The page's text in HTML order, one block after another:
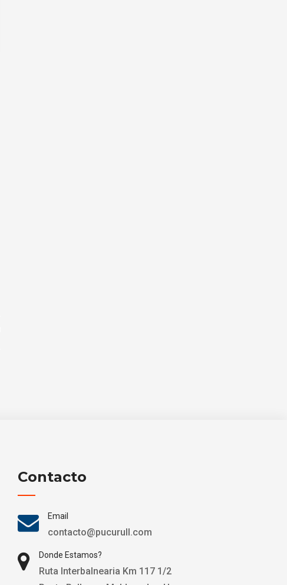
Contacto
Email
contacto@pucurull.com
Donde Estamos?
Ruta Interbalnearia Km 117 1/2